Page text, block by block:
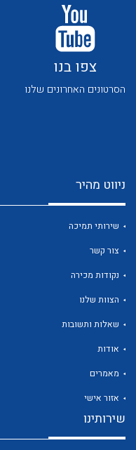
לכל מוצרי היצרן
צפו בנו
הסרטונים האחרונים שלנו
ניווט מהיר
שירותי תמיכה
צור קשר
נקודות מכירה
הצוות שלנו
שאלות ותשובות
אודות
מאמרים
אזור אישי
שירותינו